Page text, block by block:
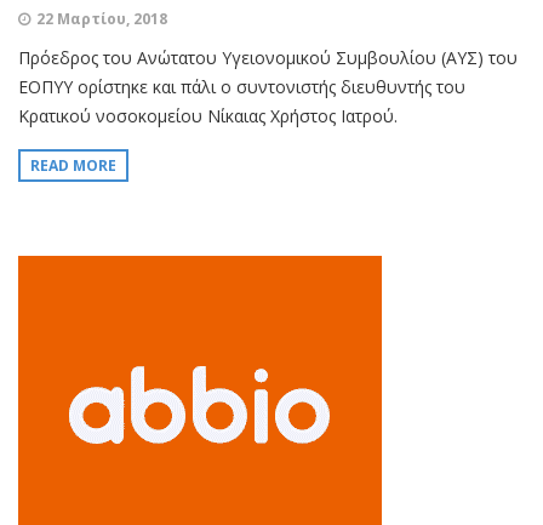
22 Μαρτίου, 2018
Πρόεδρος του Ανώτατου Υγειονομικού Συμβουλίου (ΑΥΣ) του
ΕΟΠΥΥ ορίστηκε και πάλι ο συντονιστής διευθυντής του
Κρατικού νοσοκομείου Νίκαιας Χρήστος Ιατρού.
READ MORE